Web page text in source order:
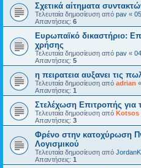
Σχετικά αίτηματα
Τελευταία δημοσίευση από pav «
Απαντήσεις: 6
Ευρωπαϊκό δικαστήριο:
χρήσης
Τελευταία δημοσίευση από pav «
Απαντήσεις: 5
η πειρατεια αυξανει τις
Τελευταία δημοσίευση από adrian «
Απαντήσεις: 1
Στελέχωση Επιτροπής για
Τελευταία δημοσίευση από Kotsos
Απαντήσεις: 3
Φρένο στην κατοχύρωση
Λογισμικού
Τελευταία δημοσίευση από
Απαντήσεις: 1